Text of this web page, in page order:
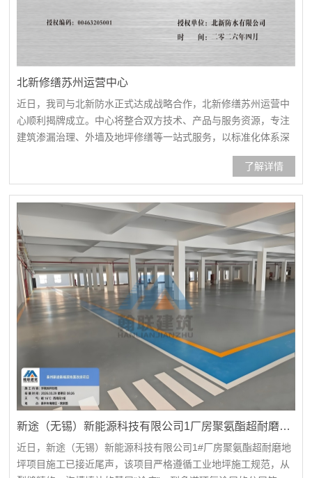
北新修缮苏州运营中心
近日，我司与北新防水正式达成战略合作，北新修缮苏州运营中
心顺利揭牌成立。中心将整合双方技术、产品与服务资源，专注
建筑渗漏治理、外墙及地坪修缮等一站式服务，以标准化体系深
耕苏州及长三角市场，携手打造区域建筑修缮新标杆。
了解详情
新途（无锡）新能源科技有限公司1厂房聚氨酯超耐磨地坪项目
近日，新途（无锡）新能源科技有限公司1#厂房聚氨酯超耐磨地
坪项目施工已接近尾声，该项目严格遵循工业地坪施工规范，从